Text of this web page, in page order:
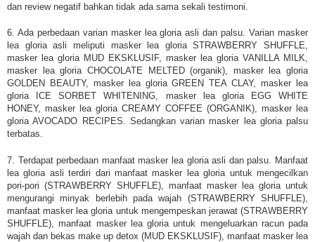
dan review negatif bahkan tidak ada sama sekali testimoni.
6. Ada perbedaan varian masker lea gloria asli dan palsu. Varian masker
lea gloria asli meliputi masker lea gloria STRAWBERRY SHUFFLE,
masker lea gloria MUD EKSKLUSIF, masker lea gloria VANILLA MILK,
masker lea gloria CHOCOLATE MELTED (organik), masker lea gloria
GOLDEN BEAUTY, masker lea gloria GREEN TEA CLAY, masker lea
gloria ICE SORBET WHITENING, masker lea gloria EGG WHITE
HONEY, masker lea gloria CREAMY COFFEE (ORGANIK), masker lea
gloria AVOCADO RECIPES. Sedangkan varian masker lea gloria palsu
terbatas.
7. Terdapat perbedaan manfaat masker lea gloria asli dan palsu. Manfaat
lea gloria asli terdiri dari manfaat masker lea gloria untuk mengecilkan
pori-pori (STRAWBERRY SHUFFLE), manfaat masker lea gloria untuk
mengurangi minyak berlebih pada wajah (STRAWBERRY SHUFFLE),
manfaat masker lea gloria untuk mengempeskan jerawat (STRAWBERRY
SHUFFLE), manfaat masker lea gloria untuk mengeluarkan racun pada
wajah dan bekas make up detox (MUD EKSKLUSIF), manfaat masker lea